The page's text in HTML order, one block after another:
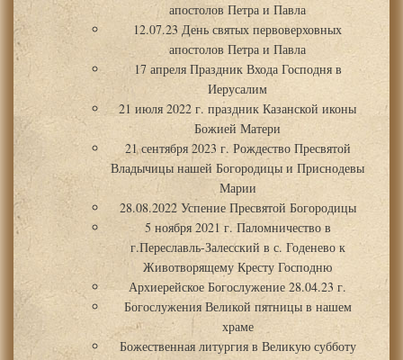
апостолов Петра и Павла
12.07.23 День святых первоверховных
апостолов Петра и Павла
17 апреля Праздник Входа Господня в
Иерусалим
21 июля 2022 г. праздник Казанской иконы
Божией Матери
21 сентября 2023 г. Рождество Пресвятой
Владычицы нашей Богородицы и Приснодевы
Марии
28.08.2022 Успение Пресвятой Богородицы
5 ноября 2021 г. Паломничество в
г.Переславль-Залесский в с. Годенево к
Животворящему Кресту Господню
Архиерейское Богослужение 28.04.23 г.
Богослужения Великой пятницы в нашем
храме
Божественная литургия в Великую субботу